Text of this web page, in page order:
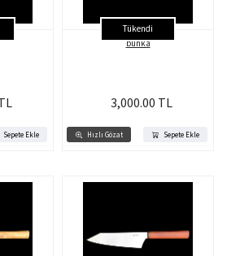
Sepete Ekle
Tükendi
Hızlı Gözat Sepete Ekle
bunka
3,000.00 TL